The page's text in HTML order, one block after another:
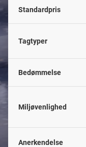
Standardpris
Tagtyper
Bedømmelse
Miljøvenlighed
Anerkendelse